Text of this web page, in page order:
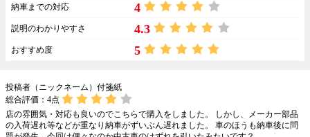
納車までの対応 4
説明のわかりやすさ 4.3
おすすめ度 5
投稿者（ニックネーム）付箋紙
総合評価： 4点
店の雰囲気・対応も良いのでこちらで購入をしました。 しかし、メーカー部品
の入荷遅れ等などが重なり納車がずいぶん遅れました。 車のほうも納車後に問